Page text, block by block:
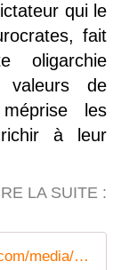
qui le
fait
oligarchie
valeurs de
méprise les
à leur
LA SUITE :
Faute majeurehttps://static.wixstatic.com/media/87b904_5fabadcd22ff49218eabd94143a6a3d0~mv2.jpg/v1/fill/w_451,h_600,al_c,lg_1,q_80/87b904_5fabadcd22ff49218eabd94143a6a3d0~mv2.jpg